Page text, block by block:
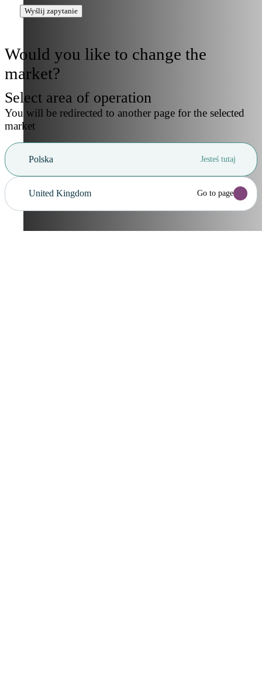
Wyślij zapytanie
Would you like to change the
market?
Select area of operation
You will be redirected to another page for the selected
market
Polska Jesteś tutaj
United Kingdom Go to page